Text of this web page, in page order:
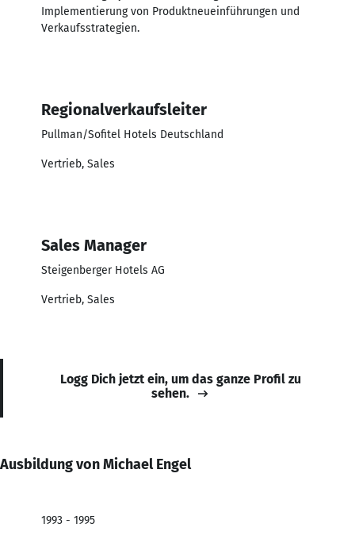
Implementierung von Produktneueinführungen und
Verkaufsstrategien.
Regionalverkaufsleiter
Pullman/Sofitel Hotels Deutschland
Vertrieb, Sales
Sales Manager
Steigenberger Hotels AG
Vertrieb, Sales
Logg Dich jetzt ein, um das ganze Profil zu
sehen.
Ausbildung von Michael Engel
1993 - 1995